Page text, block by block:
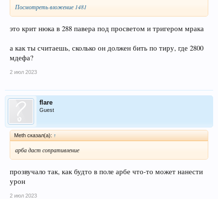
Посмотреть вложение 1481
это крит нюка в 288 павера под просветом и тригером мрака
а как ты считаешь, сколько он должен бить по тиру, где 2800
мдефа?
2 июл 2023
flare
Guest
Meth сказал(а): ↑
арба даст сопративление
прозвучало так, как будто в поле арбе что-то может нанести
урон
2 июл 2023